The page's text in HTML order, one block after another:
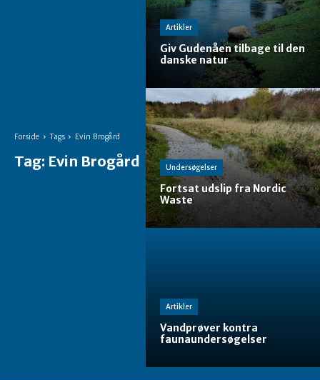
Forside Tags Evin Brogård
Tag: Evin Brogård
Artikler
Giv Gudenåen tilbage til den
danske natur
Undersøgelser
Fortsat udslip fra Nordic
Waste
Artikler
Vandprøver kontra
faunaundersøgelser